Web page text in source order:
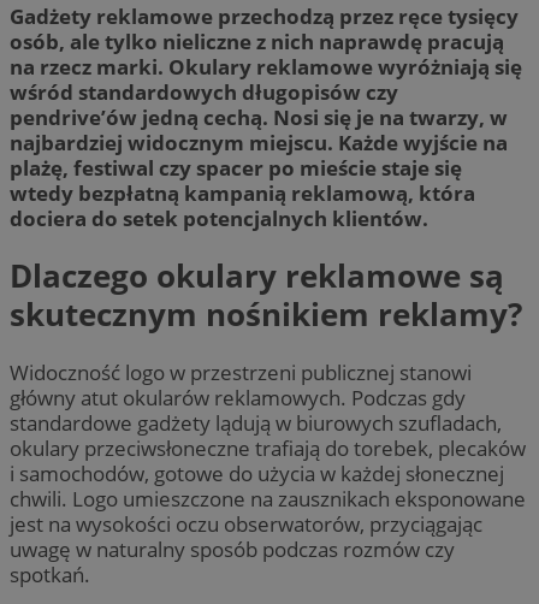
Gadżety reklamowe przechodzą przez ręce tysięcy
osób, ale tylko nieliczne z nich naprawdę pracują
na rzecz marki. Okulary reklamowe wyróżniają się
wśród standardowych długopisów czy
pendrive’ów jedną cechą. Nosi się je na twarzy, w
najbardziej widocznym miejscu. Każde wyjście na
plażę, festiwal czy spacer po mieście staje się
wtedy bezpłatną kampanią reklamową, która
dociera do setek potencjalnych klientów.
Dlaczego okulary reklamowe są
skutecznym nośnikiem reklamy?
Widoczność logo w przestrzeni publicznej stanowi
główny atut okularów reklamowych. Podczas gdy
standardowe gadżety lądują w biurowych szufladach,
okulary przeciwsłoneczne trafiają do torebek, plecaków
i samochodów, gotowe do użycia w każdej słonecznej
chwili. Logo umieszczone na zausznikach eksponowane
jest na wysokości oczu obserwatorów, przyciągając
uwagę w naturalny sposób podczas rozmów czy
spotkań.